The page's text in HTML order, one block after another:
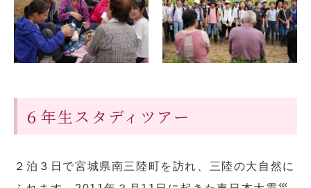
６年生スタディツアー
２泊３日で宮城県南三陸町を訪れ、三陸の大自然に